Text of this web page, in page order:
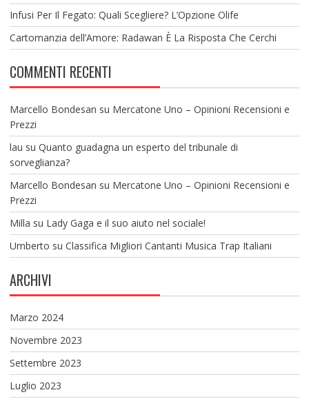
Infusi Per Il Fegato: Quali Scegliere? L’Opzione Olife
Cartomanzia dell’Amore: Radawan È La Risposta Che Cerchi
COMMENTI RECENTI
Marcello Bondesan su Mercatone Uno – Opinioni Recensioni e
Prezzi
lau su Quanto guadagna un esperto del tribunale di
sorveglianza?
Marcello Bondesan su Mercatone Uno – Opinioni Recensioni e
Prezzi
Milla su Lady Gaga e il suo aiuto nel sociale!
Umberto su Classifica Migliori Cantanti Musica Trap Italiani
ARCHIVI
Marzo 2024
Novembre 2023
Settembre 2023
Luglio 2023